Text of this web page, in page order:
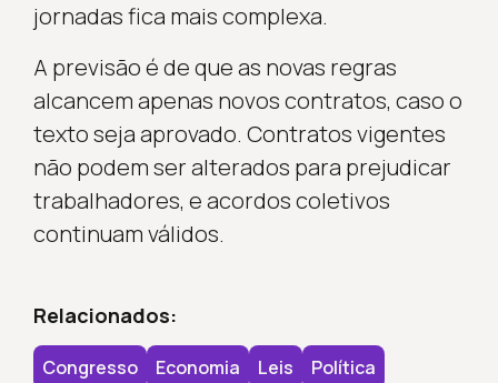
jornadas fica mais complexa.
A previsão é de que as novas regras
alcancem apenas novos contratos, caso o
texto seja aprovado. Contratos vigentes
não podem ser alterados para prejudicar
trabalhadores, e acordos coletivos
continuam válidos.
Relacionados:
Congresso Economia Leis
Política